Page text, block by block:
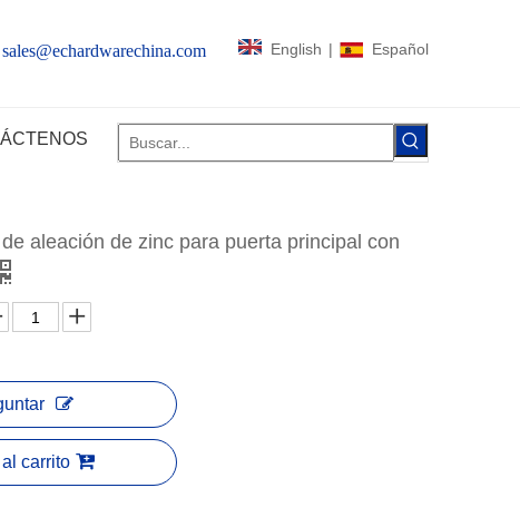
sales@echardwarechina.com English | Español
aleación de zinc para puerta principal con
carrito